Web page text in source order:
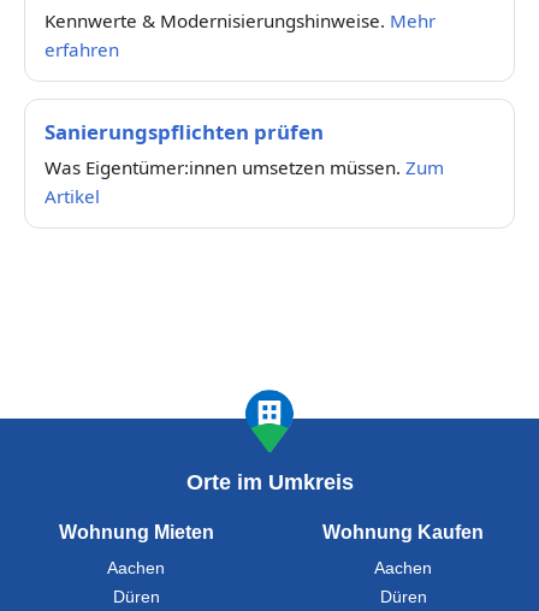
Kennwerte & Modernisierungshinweise. Mehr
erfahren
Sanierungspflichten prüfen
Was Eigentümer:innen umsetzen müssen. Zum
Artikel
Orte im Umkreis
Wohnung Mieten
Aachen
Düren
Wohnung Kaufen
Aachen
Düren